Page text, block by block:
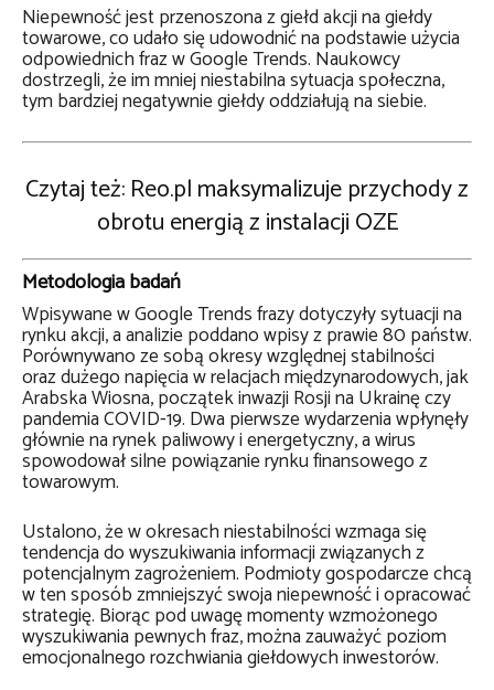
Niepewność jest przenoszona z giełd akcji na giełdy
towarowe, co udało się udowodnić na podstawie użycia
odpowiednich fraz w Google Trends. Naukowcy
dostrzegli, że im mniej niestabilna sytuacja społeczna,
tym bardziej negatywnie giełdy oddziałują na siebie.
Czytaj też: Reo.pl maksymalizuje przychody z
obrotu energią z instalacji OZE
Metodologia badań
Wpisywane w Google Trends frazy dotyczyły sytuacji na
rynku akcji, a analizie poddano wpisy z prawie 80 państw.
Porównywano ze sobą okresy względnej stabilności
oraz dużego napięcia w relacjach międzynarodowych, jak
Arabska Wiosna, początek inwazji Rosji na Ukrainę czy
pandemia COVID-19. Dwa pierwsze wydarzenia wpłynęły
głównie na rynek paliwowy i energetyczny, a wirus
spowodował silne powiązanie rynku finansowego z
towarowym.
Ustalono, że w okresach niestabilności wzmaga się
tendencja do wyszukiwania informacji związanych z
potencjalnym zagrożeniem. Podmioty gospodarcze chcą
w ten sposób zmniejszyć swoja niepewność i opracować
strategię. Biorąc pod uwagę momenty wzmożonego
wyszukiwania pewnych fraz, można zauważyć poziom
emocjonalnego rozchwiania giełdowych inwestorów.